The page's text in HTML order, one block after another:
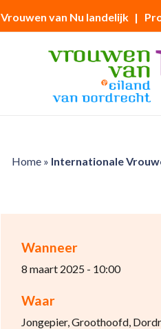
Vrouwen van Nu landelijk |
Home» Internationale
Wanneer
8 maart 2025 - 10:00
Waar
Jongepier, Groothoofd,